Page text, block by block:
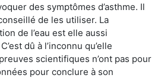
des symptômes d’asthme. Il
de les utiliser. La
de l’eau est elle aussi
dû à l’inconnu qu’elle
scientifiques n’ont pas pour
pour conclure à son